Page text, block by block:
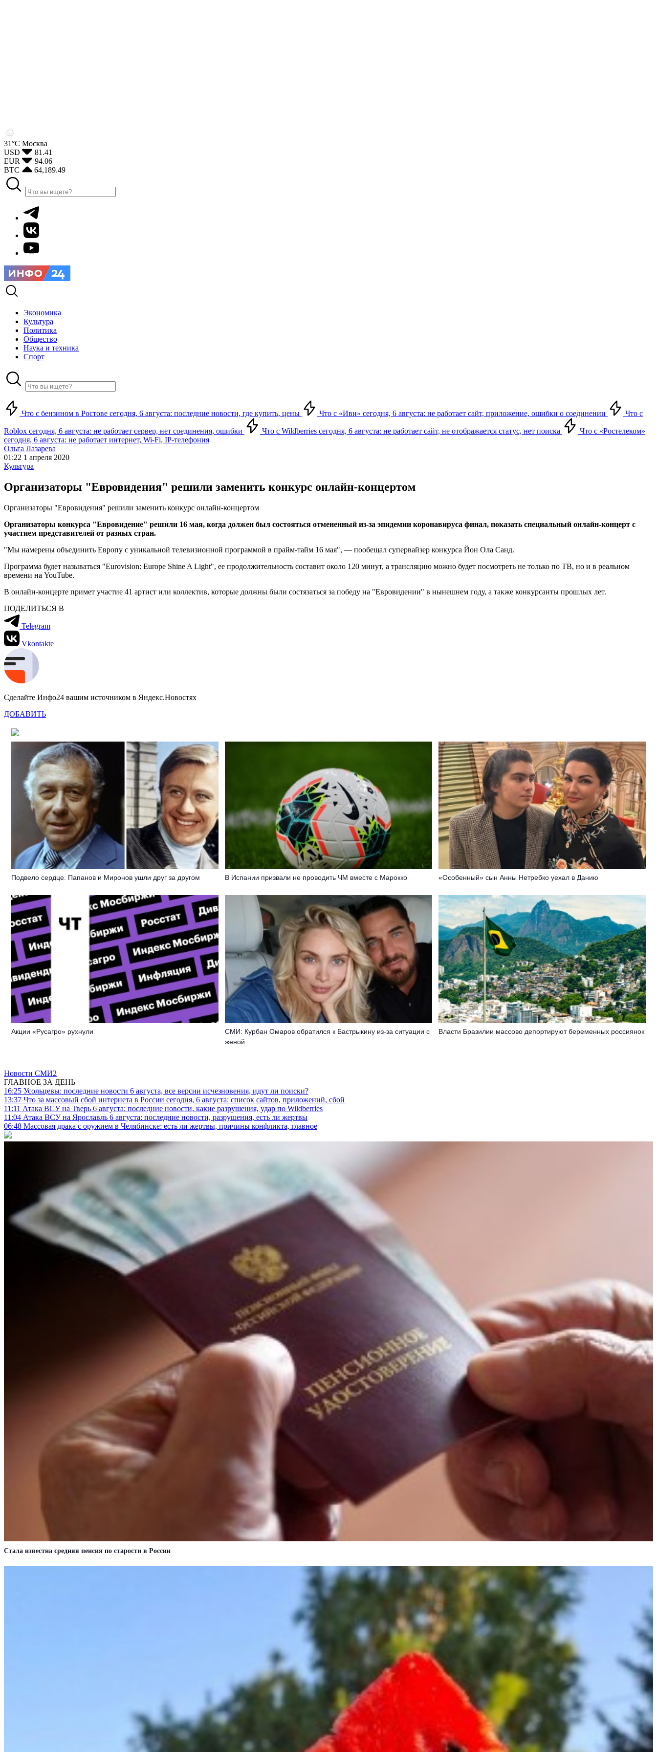
31°С Москва
USD
81.41
EUR
94.06
BTC
64,189.49
Экономика
Культура
Политика
Общество
Наука и техника
Спорт
Что с бензином в Ростове сегодня, 6 августа: последние новости, где купить, цены Что с «Иви» сегодня, 6 августа: не работает сайт, приложение, ошибки о соединении Что с
Roblox сегодня, 6 августа: не работает сервер, нет соединения, ошибки Что с Wildberries сегодня, 6 августа: не работает сайт, не отображается статус, нет поиска
Что с «Ростелеком»
сегодня, 6 августа: не работает интернет, Wi-Fi, IP-телефония
Ольга Лазарева
01:22 1 апреля 2020
Культура
Организаторы "Евровидения" решили заменить конкурс онлайн-концертом
Организаторы "Евровидения" решили заменить конкурс онлайн-концертом
Организаторы конкурса "Евровидение" решили 16 мая, когда должен был состояться отмененный из-за эпидемии коронавируса финал, показать специальный онлайн-концерт с
участием представителей от разных стран.
"Мы намерены объединить Европу с уникальной телевизионной программой в прайм-тайм 16 мая", — пообещал супервайзер конкурса Йон Ола Санд.
Программа будет называться "Eurovision: Europe Shine A Light", ее продолжительность составит около 120 минут, а трансляцию можно будет посмотреть не только по ТВ, но и в реальном
времени на YouTube.
В онлайн-концерте примет участие 41 артист или коллектив, которые должны были состязаться за победу на "Евровидении" в нынешнем году, а также конкурсанты прошлых лет.
ПОДЕЛИТЬСЯ В
Telegram
Vkontakte
Сделайте Инфо24 вашим источником в Яндекс.Новостях
ДОБАВИТЬ
Подвело сердце. Папанов и Миронов ушли друг за другом В Испании призвали не проводить ЧМ вместе с Марокко «Особенный» сын Анны Нетребко уехал в Данию
Акции «Русагро» рухнули
СМИ: Курбан Омаров обратился к Бастрыкину из-за ситуации с
женой
Власти Бразилии массово депортируют беременных россиянок
Новости СМИ2
ГЛАВНОЕ ЗА ДЕНЬ
16:25 Усольцевы: последние новости 6 августа, все версии исчезновения, идут ли поиски?
13:37 Что за массовый сбой интернета в России сегодня, 6 августа: список сайтов, приложений, сбой
11:11 Атака ВСУ на Тверь 6 августа: последние новости, какие разрушения, удар по Wildberries
11:04 Атака ВСУ на Ярославль 6 августа: последние новости, разрушения, есть ли жертвы
06:48 Массовая драка с оружием в Челябинске: есть ли жертвы, причины конфликта, главное
Стала известна средняя пенсия по старости в России